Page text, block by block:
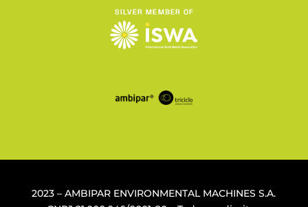
2023 – AMBIPAR ENVIRONMENTAL MACHINES S.A.